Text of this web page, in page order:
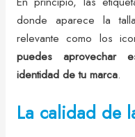
donde aparece la
relevante como los
puedes aprovechar
identidad de tu marca.
La calidad de